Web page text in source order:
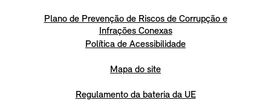
Plano de Prevenção de Riscos de Corrupção e
Infrações Conexas
Política de Acessibilidade
Mapa do site
Regulamento da bateria da UE